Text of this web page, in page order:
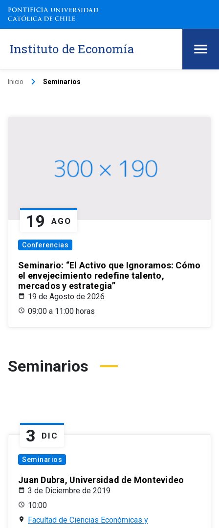
Instituto de Economía
Inicio keyboard_arrow_right Seminarios
19 AGO
Conferencias
Seminario: “El Activo que Ignoramos: Cómo
el envejecimiento redefine talento,
mercados y estrategia”
19 de Agosto de 2026
09:00 a 11:00 horas
Seminarios
3 DIC
Seminarios
Juan Dubra, Universidad de Montevideo
3 de Diciembre de 2019
10:00
Facultad de Ciencias Económicas y